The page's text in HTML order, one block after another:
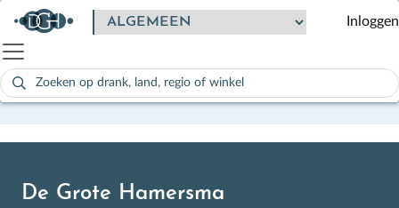
Zoeken
naar:
Als de resultaten voor automatisch aanvullen beschikbaar zijn,
Inloggen
Dirk _ Eerste smaak lekker, afdronk niet.
Pindasmaak
De Grote Hamersma